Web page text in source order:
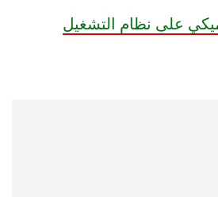
على نظام التشغيل